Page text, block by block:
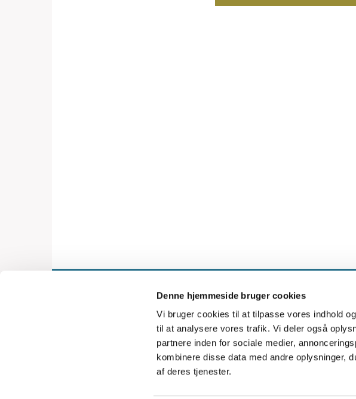
Denne hjemmeside bruger cookies
Vi bruger cookies til at tilpasse vores indhold
til at analysere vores trafik. Vi deler også
partnere inden for sociale medier,
kombinere disse data med andre oplysninger,
af deres tjenester.